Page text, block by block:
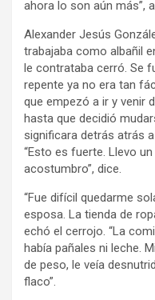
ahora lo son aún más”,
Alexander Jesús
trabajaba como albañil
le contrataba cerró. Se
repente ya no era tan
que empezó a ir y venir
hasta que decidió
significara detrás atrás
“Esto es fuerte. Llevo
acostumbro”, dice.
“Fue difícil quedarme
esposa. La tienda de
echó el cerrojo. “La
había pañales ni leche.
de peso, le veía
flaco”.